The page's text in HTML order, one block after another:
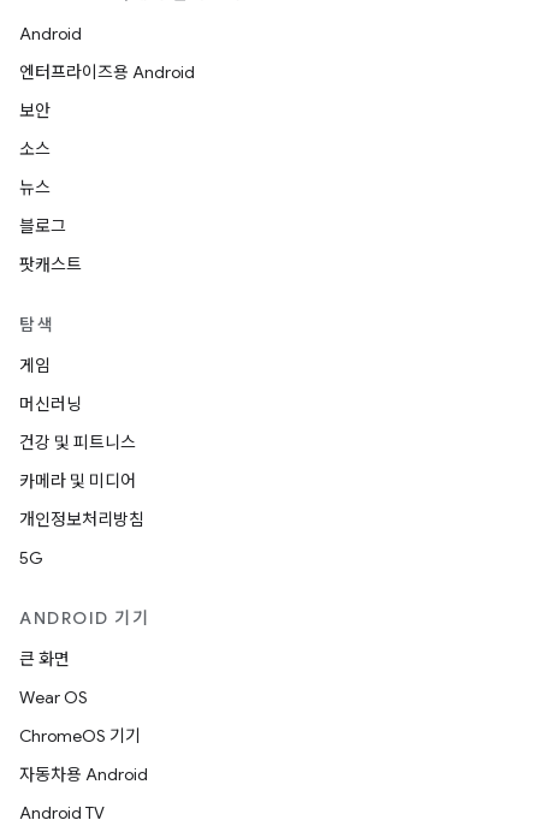
Android
엔터프라이즈용 Android
보안
소스
뉴스
블로그
팟캐스트
탐색
게임
머신러닝
건강 및 피트니스
카메라 및 미디어
개인정보처리방침
5G
ANDROID 기기
큰 화면
Wear OS
ChromeOS 기기
자동차용 Android
Android TV